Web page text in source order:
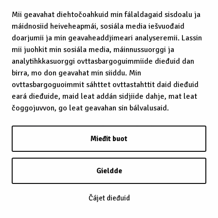
Mii geavahat diehtočoahkuid min fálaldagaid sisdoalu ja
máidnosiid heiveheapmái, sosiála media iešvuođaid
doarjumii ja min geavaheaddjimeari analyseremii. Lassin
mii juohkit min sosiála media, máinnussuorggi ja
analytihkkasuorggi ovttasbargoguimmiide dieđuid dan
birra, mo don geavahat min siiddu. Min
ovttasbargoguoimmit sáhttet ovttastahttit daid dieđuid
eará dieđuide, maid leat addán sidjiide dahje, mat leat
čoggojuvvon, go leat geavahan sin bálvalusaid.
Mieđit buot
Gieldde
Čájet dieđuid